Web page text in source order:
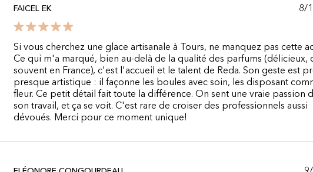
FAICEL EK 8/
Si vous cherchez une glace artisanale à Tours, ne manquez pas cette
Ce qui m'a marqué, bien au-delà de la qualité des parfums (délicieux,
souvent en France), c'est l'accueil et le talent de Reda. Son geste est
presque artistique : il façonne les boules avec soin, les disposant
fleur. Ce petit détail fait toute la différence. On sent une vraie passion
son travail, et ça se voit. C'est rare de croiser des professionnels aussi
dévoués. Merci pour ce moment unique!